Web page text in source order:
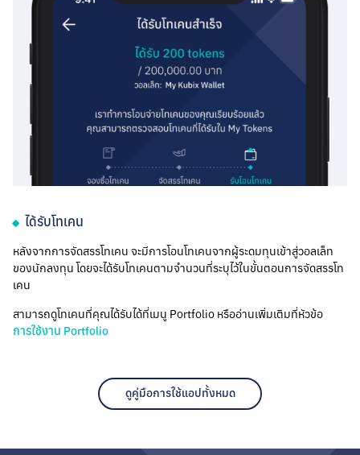
ได้รับโทเคน
หลังจากการจัดสรรโทเคน จะมีการโอนโทเคนจากผู้ระดมทุนเข้าสู่วอลเล็ท
ของนักลงทุน โดยจะได้รับโทเคนตามจำนวนที่ระบุไว้ในขั้นตอนการจัดสรรโท
เคน
สามารถดูโทเคนที่คุณได้รับได้ที่เมนู Portfolio หรืออ่านเพิ่มเติมที่หัวข้อ
การใช้งาน Portfolio
ดูคู่มือการใช้แอปทั้งหมด